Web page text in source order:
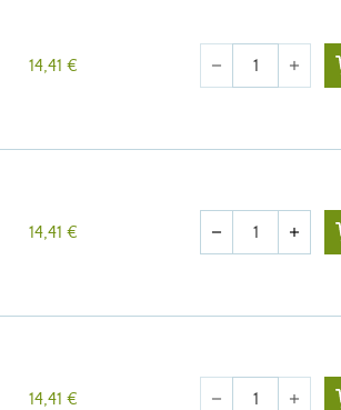
14,41 € Cantidad
remove add
14,41 € Cantidad
remove add
14,41 € Cantidad
remove add